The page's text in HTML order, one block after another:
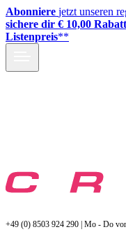
Abonniere jetzt unseren
sichere dir € 10,00
Listenpreis**
+49 (0) 8503 924 290 | Mo - Do